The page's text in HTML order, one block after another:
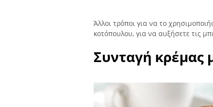
Άλλοι τρόποι για να το
κοτόπουλου, για να αυξήσετε τις
Συνταγή κρέμας